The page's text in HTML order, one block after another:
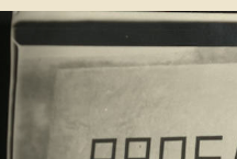
Previous